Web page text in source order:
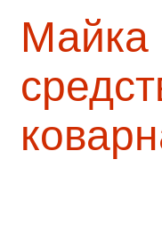
Майка